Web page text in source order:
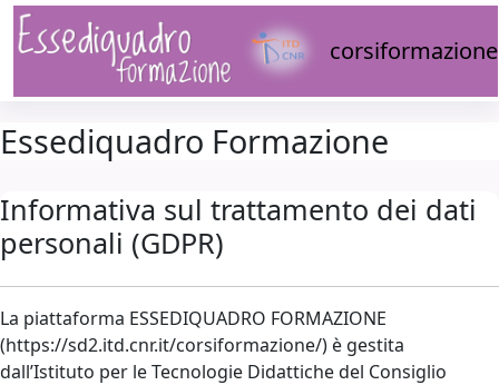
Vai al contenuto principale
corsiformazione
Essediquadro Formazione
Informativa sul trattamento dei dati
personali (GDPR)
La piattaforma ESSEDIQUADRO FORMAZIONE
(https://sd2.itd.cnr.it/corsiformazione/) è gestita
dall’Istituto per le Tecnologie Didattiche del Consiglio